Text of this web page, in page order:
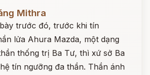
Mithra
trước đó, trước khi tín
lửa Ahura Mazda, một dạng
thống trị Ba Tư, thì xứ sở Ba
tín ngưỡng đa thần. Thần ánh